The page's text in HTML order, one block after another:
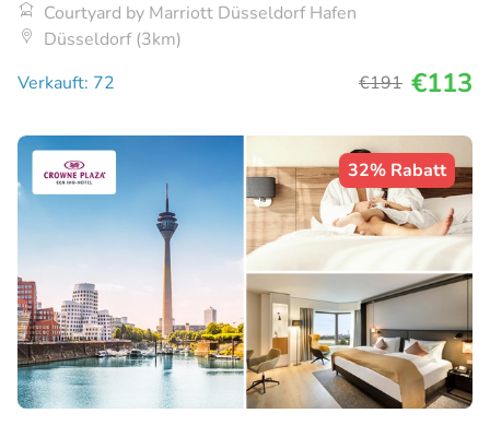
Courtyard by Marriott Düsseldorf Hafen
Düsseldorf (3km)
Verkauft: 72
€191 €113
32% Rabatt